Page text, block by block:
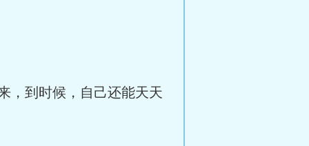
，到时候，自己还能天天